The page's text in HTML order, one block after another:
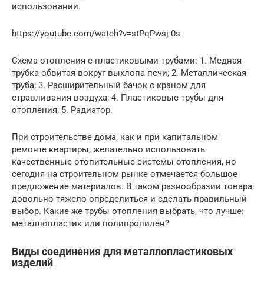
использовании.
https://youtube.com/watch?v=stPqPwsj-0s
Схема отопления с пластиковыми трубами: 1. Медная
трубка обвитая вокруг выхлопа печи; 2. Металлическая
труба; 3. Расширительный бачок с краном для
стравливания воздуха; 4. Пластиковые трубы для
отопления; 5. Радиатор.
При строительстве дома, как и при капитальном
ремонте квартиры, желательно использовать
качественные отопительные системы отопления, но
сегодня на строительном рынке отмечается большое
предложение материалов. В таком разнообразии товара
довольно тяжело определиться и сделать правильный
выбор. Какие же трубы отопления выбрать, что лучше:
металлопластик или полипропилен?
Виды соединения для металлопластиковых
изделий